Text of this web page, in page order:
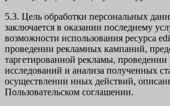
5.3. Цель обработки персональных
заключается в оказании последнему
возможности использования ресурса
проведении рекламных кампаний,
таргетированной рекламы, проведении
исследований и анализа полученных
осуществлении иных действий,
Пользовательском соглашении.